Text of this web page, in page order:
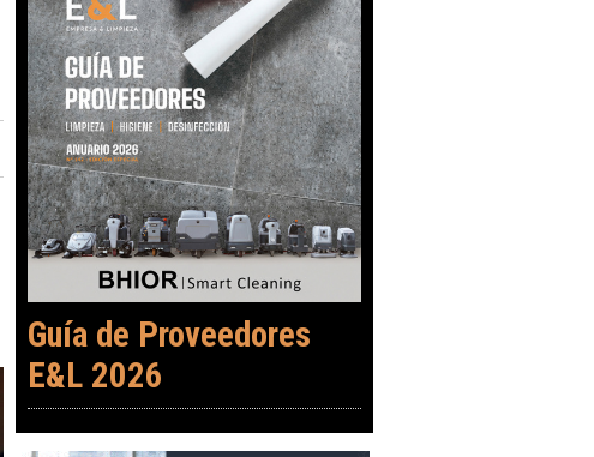
Guía de Proveedores
E&L 2026